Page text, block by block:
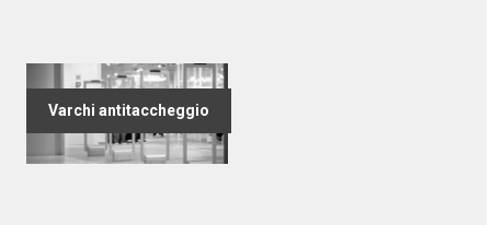
Varchi antitaccheggio